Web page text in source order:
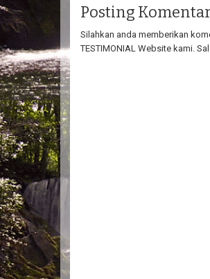
Posting
Silahkan anda memberikan
TESTIMONIAL Website kami.